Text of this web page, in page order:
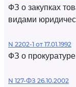
ФЗ о закупках
видами
N 2202-1 от 17.01.1992
ФЗ о прокуратуре
N 127-ФЗ 26.10.2002